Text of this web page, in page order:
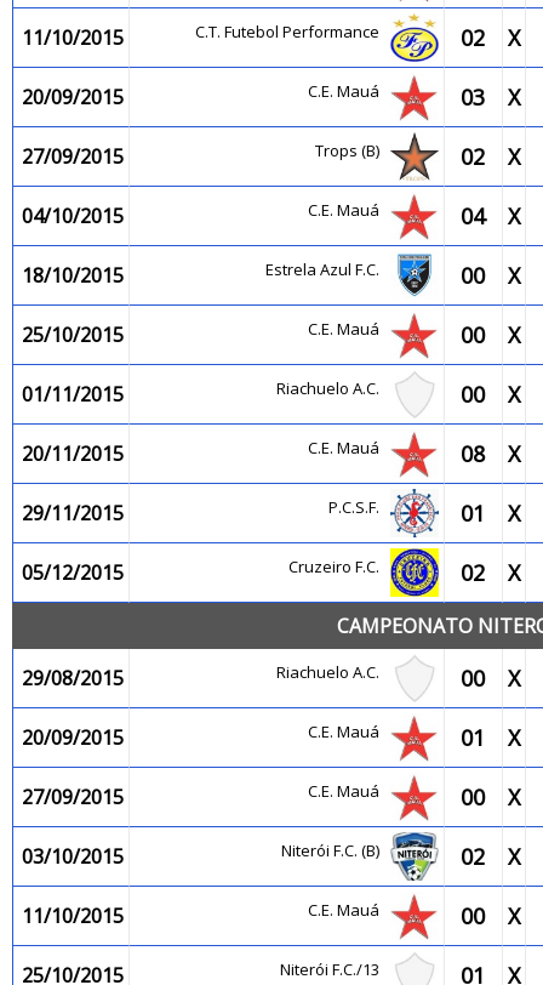
11/10/2015 C.T. Futebol Performance 02 X
20/09/2015 C.E. Mauá 03 X
27/09/2015 Trops (B) 02 X
04/10/2015 C.E. Mauá 04 X
18/10/2015 Estrela Azul F.C. 00 X
25/10/2015 C.E. Mauá 00 X
01/11/2015 Riachuelo A.C. 00 X
20/11/2015 C.E. Mauá 08 X
29/11/2015 P.C.S.F. 01 X
05/12/2015 Cruzeiro F.C. 02 X
CAMPEONATO
29/08/2015
Riachuelo A.C. 00 X
20/09/2015 C.E. Mauá 01 X
27/09/2015 C.E. Mauá 00 X
03/10/2015 Niterói F.C. (B) 02 X
11/10/2015 C.E. Mauá 00 X
25/10/2015 Niterói F.C./13 01 X